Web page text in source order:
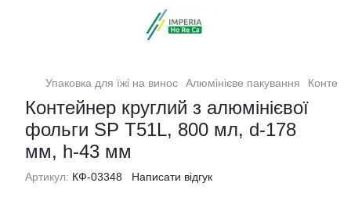
Упаковка для їжі на винос Алюмінієве пакування
Контейнер круглий з алюмінієвої
фольги SP T51L, 800 мл, d-178
мм, h-43 мм
Артикул: КФ-03348 Написати відгук